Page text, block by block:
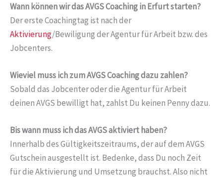
Wann können wir das AVGS Coaching in Erfurt starten?
Der erste Coachingtag ist nach der
Aktivierung/Bewiligung der Agentur für Arbeit bzw. des
Jobcenters.
Wieviel muss ich zum AVGS Coaching dazu zahlen?
Sobald das Jobcenter oder die Agentur für Arbeit
deinen AVGS bewilligt hat, zahlst Du keinen Penny dazu.
Bis wann muss ich das AVGS aktiviert haben?
Innerhalb des Gültigkeitszeitraums, der auf dem AVGS
Gutschein ausgestellt ist. Bedenke, dass Du noch Zeit
für die Aktivierung und Umsetzung brauchst. Also nicht